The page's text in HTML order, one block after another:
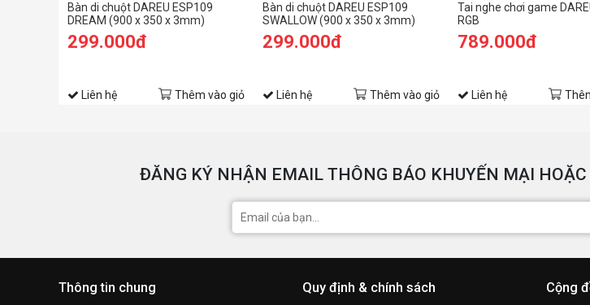
Bàn di chuột DAREU ESP109
DREAM (900 x 350 x 3mm)
299.000đ
Liên hệ Thêm vào giỏ
Bàn di chuột DAREU ESP109
SWALLOW (900 x 350 x 3mm)
299.000đ
Liên hệ Thêm vào giỏ
Tai nghe chơi game
RGB
789.000đ
Liên hệ
ĐĂNG KÝ NHẬN EMAIL THÔNG BÁO KHUYẾN MẠI
Thông tin chung Quy định & chính sách Cộng